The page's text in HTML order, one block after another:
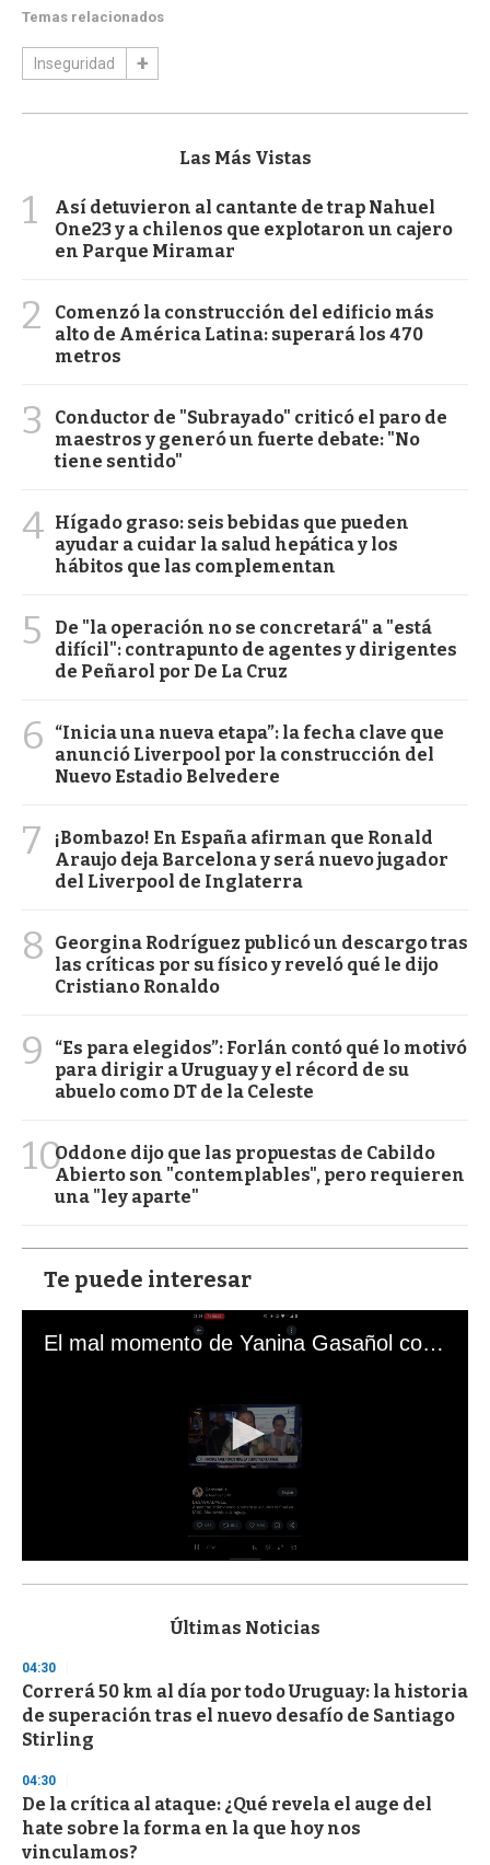
Temas relacionados
Inseguridad
Las Más Vistas
1
Así detuvieron al cantante de trap Nahuel
One23 y a chilenos que explotaron un cajero
en Parque Miramar
2
Comenzó la construcción del edificio más
alto de América Latina: superará los 470
metros
3
Conductor de "Subrayado" criticó el paro de
maestros y generó un fuerte debate: "No
tiene sentido"
4 Hígado graso: seis bebidas que pueden
ayudar a cuidar la salud hepática y los
hábitos que las complementan
5
De "la operación no se concretará" a "está
difícil": contrapunto de agentes y dirigentes
de Peñarol por De La Cruz
6
“Inicia una nueva etapa”: la fecha clave que
anunció Liverpool por la construcción del
Nuevo Estadio Belvedere
7
¡Bombazo! En España afirman que Ronald
Araujo deja Barcelona y será nuevo jugador
del Liverpool de Inglaterra
8
Georgina Rodríguez publicó un descargo tras
las críticas por su físico y reveló qué le dijo
Cristiano Ronaldo
9
“Es para elegidos”: Forlán contó qué lo motivó
para dirigir a Uruguay y el récord de su
abuelo como DT de la Celeste
10Oddone dijo que las propuestas de Cabildo
Abierto son "contemplables", pero requieren
una "ley aparte"
Te puede interesar
El mal momento de Yanina Gasañol con un hincha argentino en "Subrayado"
s
d
s
o
f
3
s
e
c
o
n
Últimas Noticias
04:30
Correrá 50 km al día por todo Uruguay: la historia
de superación tras el nuevo desafío de Santiago
Stirling
04:30
De la crítica al ataque: ¿Qué revela el auge del
hate sobre la forma en la que hoy nos
vinculamos?